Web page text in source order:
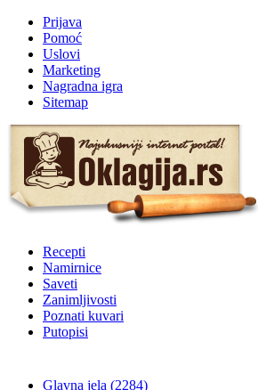
Prijava
Pomoć
Uslovi
Marketing
Nagradna igra
Sitemap
Recepti
Namirnice
Saveti
Zanimljivosti
Poznati kuvari
Putopisi
Glavna jela (2284)